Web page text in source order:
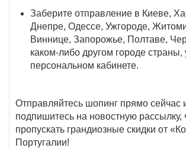
Заберите отправление в Киеве,
Днепре, Одессе, Ужгороде,
Виннице, Запорожье, Полтаве,
каком-либо другом городе страны,
персональном кабинете.
Отправляйтесь шопинг прямо сейчас
подпишитесь на новостную рассылку,
пропускать грандиозные скидки от «
Португалии!